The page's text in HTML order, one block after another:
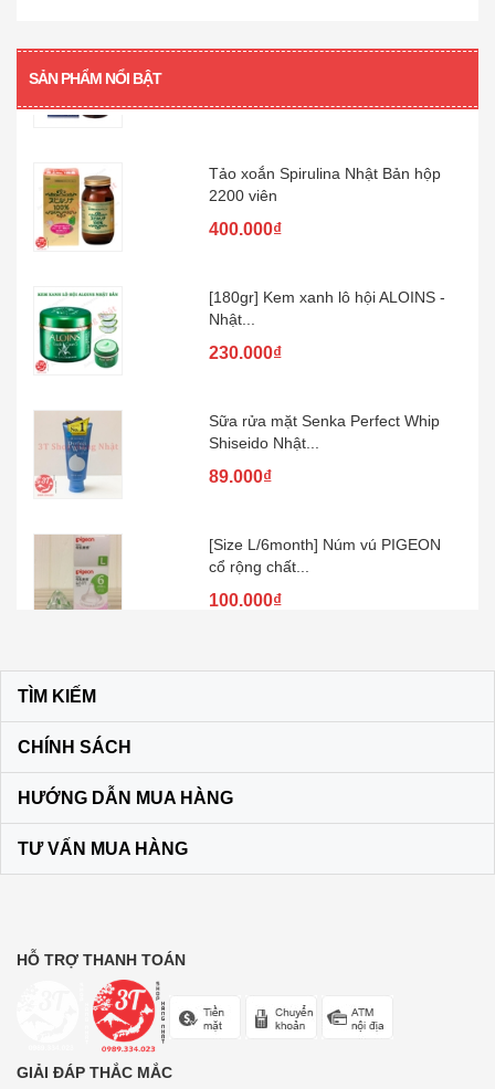
SẢN PHẨM NỔI BẬT
2200 viên
Nhật...
Shiseido Nhật...
cổ rộng chất...
Nhật Bản
Son dưỡng môi DHC KHÔNG MÀU
màu vàng
Trà lúa non 44 gói Yamamoto
TÌM KIẾM
CHÍNH SÁCH
HƯỚNG DẪN MUA HÀNG
TƯ VẤN MUA HÀNG
HỖ TRỢ THANH TOÁN
GIẢI ĐÁP THẮC MẮC